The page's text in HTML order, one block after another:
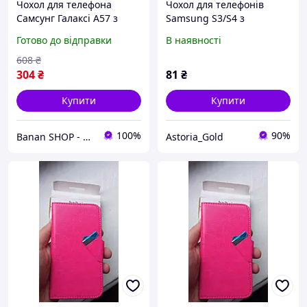
Чохол для телефона
Самсунг Галаксі А57 з
червоний Ударостійкий
Чохол для телефона
samsung galaxy a57
Готово до відправки
304₴
608 ₴
Купити
Banan SHOP - зачохли і захисти свій телефон 100%
Чохол для телефонів
Samsung S3/S4 з
відділеннями для карток
В наявності
81 ₴
Купити
Astoria_Gold 90%